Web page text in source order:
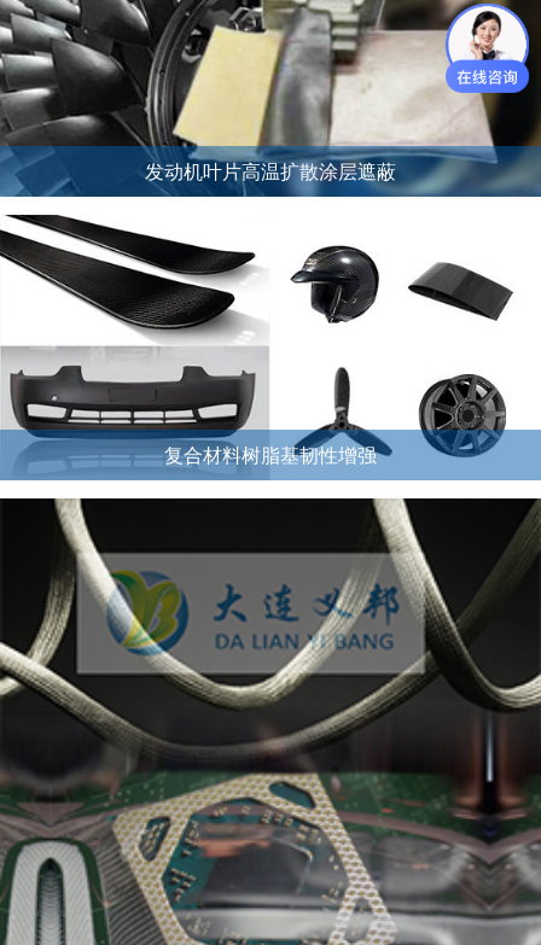
发动机叶片高温扩散涂层遮蔽
复合材料树脂基韧性增强